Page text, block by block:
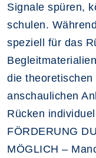
Signale spüren,
schulen.
speziell für das
die
anschaulichen
Rücken
FÖRDERUNG
MÖGLICH –